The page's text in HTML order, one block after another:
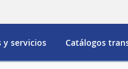
y servicios Catálogos